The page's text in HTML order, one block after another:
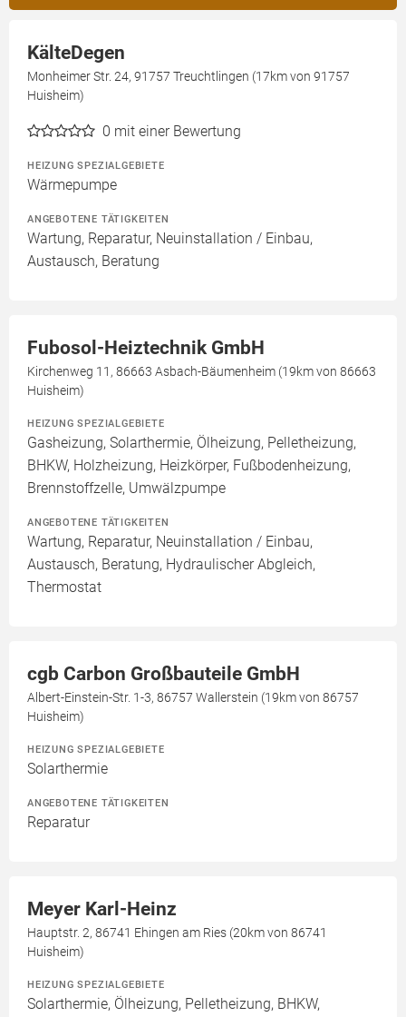
KälteDegen
Monheimer Str. 24, 91757 Treuchtlingen (17km von 91757
Huisheim)
0 mit einer Bewertung
HEIZUNG SPEZIALGEBIETE
Wärmepumpe
ANGEBOTENE TÄTIGKEITEN
Wartung, Reparatur, Neuinstallation / Einbau,
Austausch, Beratung
Fubosol-Heiztechnik GmbH
Kirchenweg 11, 86663 Asbach-Bäumenheim (19km von 86663
Huisheim)
HEIZUNG SPEZIALGEBIETE
Gasheizung, Solarthermie, Ölheizung, Pelletheizung,
BHKW, Holzheizung, Heizkörper, Fußbodenheizung,
Brennstoffzelle, Umwälzpumpe
ANGEBOTENE TÄTIGKEITEN
Wartung, Reparatur, Neuinstallation / Einbau,
Austausch, Beratung, Hydraulischer Abgleich,
Thermostat
cgb Carbon Großbauteile GmbH
Albert-Einstein-Str. 1-3, 86757 Wallerstein (19km von 86757
Huisheim)
HEIZUNG SPEZIALGEBIETE
Solarthermie
ANGEBOTENE TÄTIGKEITEN
Reparatur
Meyer Karl-Heinz
Hauptstr. 2, 86741 Ehingen am Ries (20km von 86741
Huisheim)
HEIZUNG SPEZIALGEBIETE
Solarthermie, Ölheizung, Pelletheizung, BHKW,